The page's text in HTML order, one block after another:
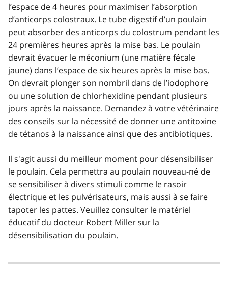
l’espace de 4 heures pour maximiser l’absorption
d’anticorps colostraux. Le tube digestif d’un poulain
peut absorber des anticorps du colostrum pendant les
24 premières heures après la mise bas. Le poulain
devrait évacuer le méconium (une matière fécale
jaune) dans l’espace de six heures après la mise bas.
On devrait plonger son nombril dans de l’iodophore
ou une solution de chlorhexidine pendant plusieurs
jours après la naissance. Demandez à votre vétérinaire
des conseils sur la nécessité de donner une antitoxine
de tétanos à la naissance ainsi que des antibiotiques.
Il s'agit aussi du meilleur moment pour désensibiliser
le poulain. Cela permettra au poulain nouveau-né de
se sensibiliser à divers stimuli comme le rasoir
électrique et les pulvérisateurs, mais aussi à se faire
tapoter les pattes. Veuillez consulter le matériel
éducatif du docteur Robert Miller sur la
désensibilisation du poulain.